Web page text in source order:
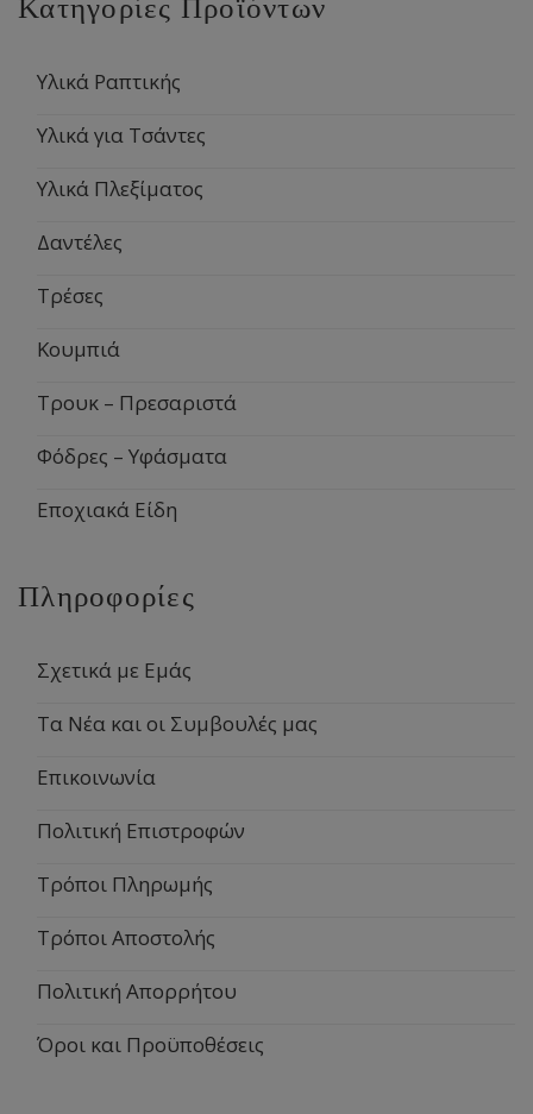
Κατηγορίες Προϊόντων
Υλικά Ραπτικής
Υλικά για Τσάντες
Υλικά Πλεξίματος
Δαντέλες
Τρέσες
Κουμπιά
Τρουκ – Πρεσαριστά
Φόδρες – Υφάσματα
Εποχιακά Είδη
Πληροφορίες
Σχετικά με Εμάς
Τα Νέα και οι Συμβουλές μας
Επικοινωνία
Πολιτική Επιστροφών
Τρόποι Πληρωμής
Τρόποι Αποστολής
Πολιτική Απορρήτου
Όροι και Προϋποθέσεις